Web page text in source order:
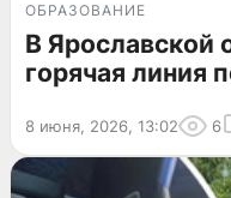
ОБРАЗОВАНИЕ
В Ярославской
горячая линия
8 июня, 2026, 13:02 6